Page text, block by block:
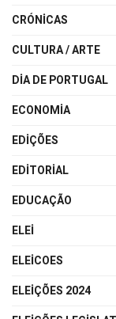
CRÓNICAS
CULTURA / ARTE
DIA DE PORTUGAL
ECONOMIA
EDIÇÕES
EDITORIAL
EDUCAÇÃO
ELEI
ELEICOES
ELEIÇÕES 2024